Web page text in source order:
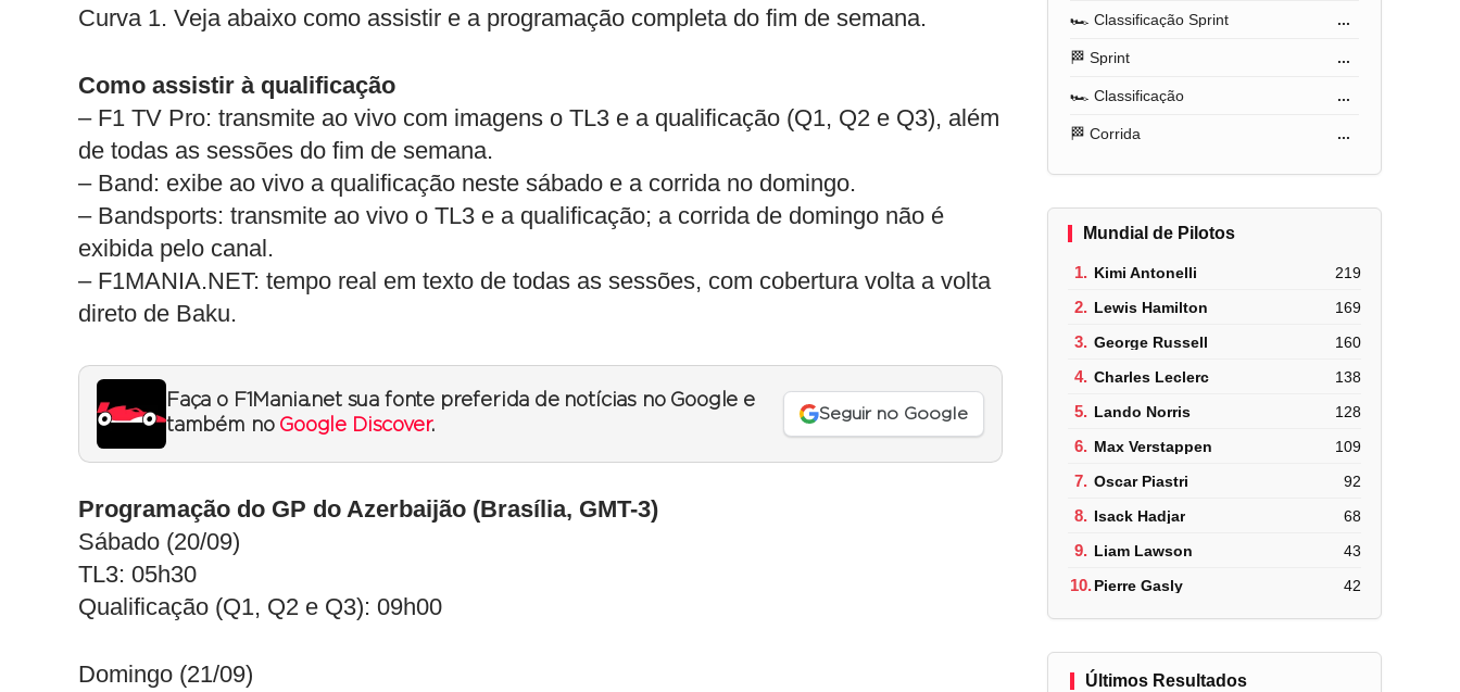
Curva 1. Veja abaixo como assistir e a programação completa do fim de semana.
Como assistir à qualificação
– F1 TV Pro: transmite ao vivo com imagens o TL3 e a qualificação (Q1, Q2 e Q3), além
de todas as sessões do fim de semana.
– Band: exibe ao vivo a qualificação neste sábado e a corrida no domingo.
– Bandsports: transmite ao vivo o TL3 e a qualificação; a corrida de domingo não é
exibida pelo canal.
– F1MANIA.NET: tempo real em texto de todas as sessões, com cobertura volta a volta
direto de Baku.
Faça o F1Mania.net sua fonte preferida de notícias no Google e
também no Google Discover.
Seguir no Google
Programação do GP do Azerbaijão (Brasília, GMT-3)
Sábado (20/09)
TL3: 05h30
Qualificação (Q1, Q2 e Q3): 09h00
Domingo (21/09)
🏎️ Classificação Sprint ...
🏁 Sprint ...
🏎️ Classificação ...
🏁 Corrida ...
Mundial de Pilotos
1. Kimi Antonelli 219
2. Lewis Hamilton 169
3. George Russell 160
4. Charles Leclerc 138
5. Lando Norris 128
6. Max Verstappen 109
7. Oscar Piastri 92
8. Isack Hadjar 68
9. Liam Lawson 43
10.Pierre Gasly 42
Últimos Resultados